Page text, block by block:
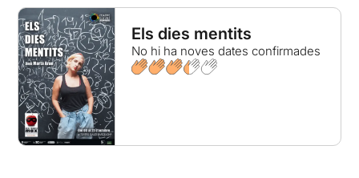
Els dies mentits
No hi ha noves dates confirmades